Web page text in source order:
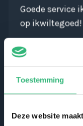
Toestemming
Deze website
Goede service
op ikwiltegoed!
Bram
10-02-2025